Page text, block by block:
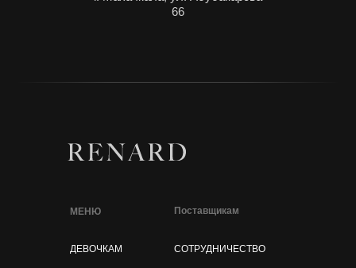
66
МЕНЮ
ДЕВОЧКАМ
Поставщикам
СОТРУДНИЧЕСТВО